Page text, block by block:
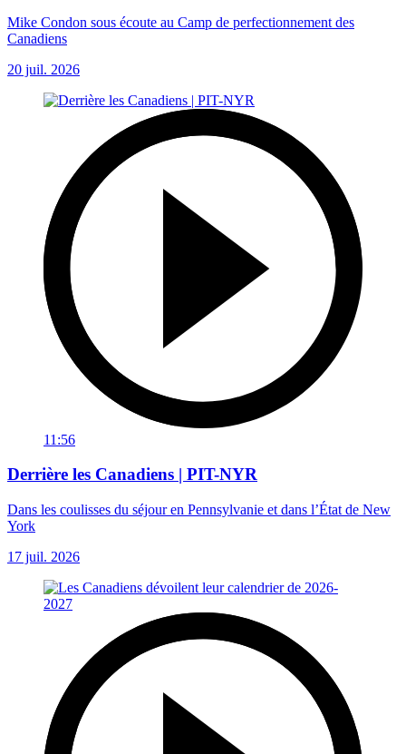
Mike Condon sous écoute au Camp de perfectionnement des
Canadiens
20 juil. 2026
11:56
Derrière les Canadiens | PIT-NYR
Dans les coulisses du séjour en Pennsylvanie et dans l’État de New
York
17 juil. 2026